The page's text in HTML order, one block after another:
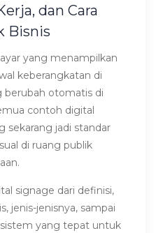
dan Cara
Bisnis
yang menampilkan
keberangkatan di
berubah otomatis di
contoh digital
jadi standar
di ruang publik
signage dari definisi,
jenis-jenisnya, sampai
yang tepat untuk